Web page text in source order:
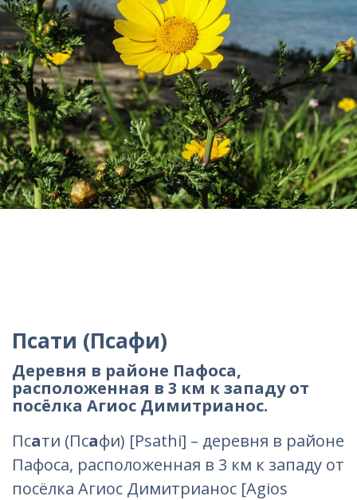
Псати (Псафи)
Деревня в районе Пафоса,
расположенная в 3 км к западу от
посёлка Агиос Димитрианос.
Псати (Псафи) [Psathi] – деревня в районе
Пафоса, расположенная в 3 км к западу от
посёлка Агиос Димитрианос [Agios